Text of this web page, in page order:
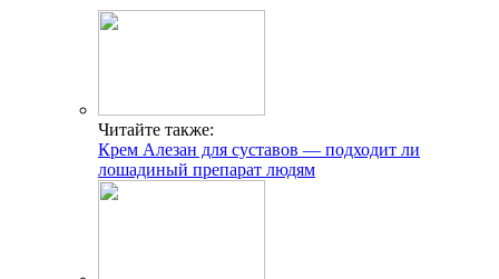
Читайте также:
Крем Алезан для суставов — подходит ли
лошадиный препарат людям